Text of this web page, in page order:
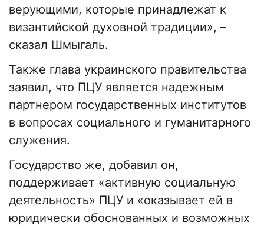
верующими, которые принадлежат к
византийской духовной традиции», –
сказал Шмыгаль.
Также глава украинского правительства
заявил, что ПЦУ является надежным
партнером государственных институтов
в вопросах социального и гуманитарного
служения.
Государство же, добавил он,
поддерживает «активную социальную
деятельность» ПЦУ и «оказывает ей в
юридически обоснованных и возможных